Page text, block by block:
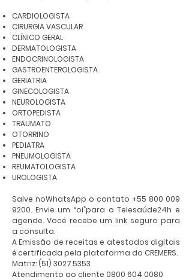
CARDIOLOGISTA
CIRURGIA VASCULAR
CLÍNICO GERAL
DERMATOLOGISTA
ENDOCRINOLOGISTA
GASTROENTEROLOGISTA
GERIATRIA
GINECOLOGISTA
NEUROLOGISTA
ORTOPEDISTA
TRAUMATO
OTORRINO
PEDIATRA
PNEUMOLOGISTA
REUMATOLOGISTA
UROLOGISTA
Salve noWhatsApp o contato +55 800 009
9200. Envie um “oi”para o Telesaúde24h e
agende. Você recebe um link seguro para
a consulta.
A Emissão de receitas e atestados digitais
é certificada pela plataforma do CREMERS.
Matriz: (51) 3027.5353
Atendimento ao cliente 0800 604 0080